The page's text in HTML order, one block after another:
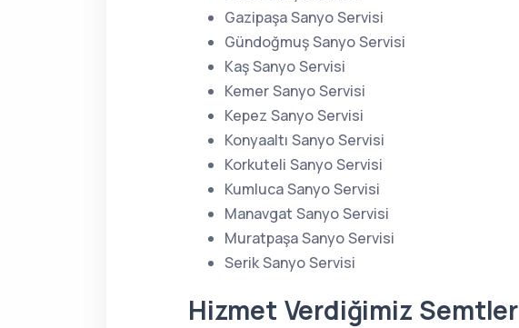
Gazipaşa Sanyo Servisi
Gündoğmuş Sanyo Servisi
Kaş Sanyo Servisi
Kemer Sanyo Servisi
Kepez Sanyo Servisi
Konyaaltı Sanyo Servisi
Korkuteli Sanyo Servisi
Kumluca Sanyo Servisi
Manavgat Sanyo Servisi
Muratpaşa Sanyo Servisi
Serik Sanyo Servisi
Hizmet Verdiğimiz Semtler